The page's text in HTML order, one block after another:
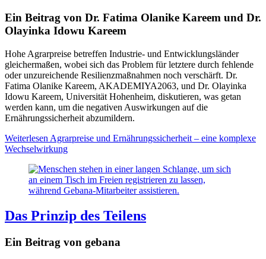
Ein Beitrag von Dr. Fatima Olanike Kareem und Dr.
Olayinka Idowu Kareem
Hohe Agrarpreise betreffen Industrie- und Entwicklungsländer
gleichermaßen, wobei sich das Problem für letztere durch fehlende
oder unzureichende Resilienzmaßnahmen noch verschärft. Dr.
Fatima Olanike Kareem, AKADEMIYA2063, und Dr. Olayinka
Idowu Kareem, Universität Hohenheim, diskutieren, was getan
werden kann, um die negativen Auswirkungen auf die
Ernährungssicherheit abzumildern.
Weiterlesen Agrarpreise und Ernährungssicherheit – eine komplexe
Wechselwirkung
Das Prinzip des Teilens
Ein Beitrag von gebana